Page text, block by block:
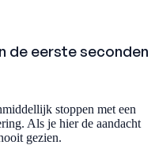
de eerste seconden
stoppen met een
Als je hier de aandacht
gezien.